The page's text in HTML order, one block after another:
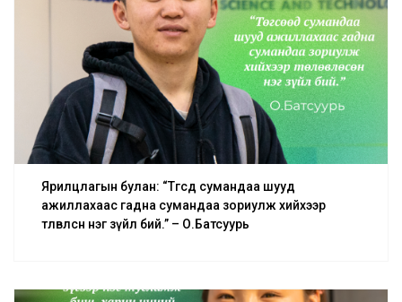
Ярилцлагын булан: “Төгсөөд сумандаа шууд
ажиллахаас гадна сумандаа зориулж хийхээр
төлөвлөсөн нэг зүйл бий.” – О.Батсуурь